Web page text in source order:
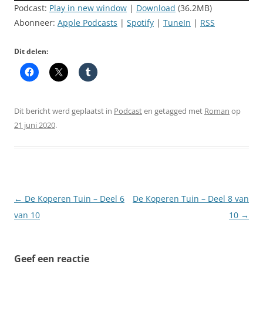
Podcast: Play in new window | Download (36.2MB)
Abonneer: Apple Podcasts | Spotify | TuneIn | RSS
Dit delen:
Dit bericht werd geplaatst in Podcasten getagged met Roman op
21 juni 2020.
Berichtnavigatie
← De Koperen Tuin – Deel 6
van 10
De Koperen Tuin – Deel 8 van
10 →
Geef een reactie